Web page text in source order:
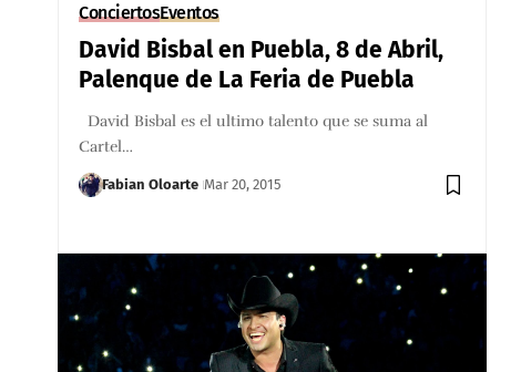
ConciertosEventos
David Bisbal en Puebla, 8 de Abril,
Palenque de La Feria de Puebla
David Bisbal es el ultimo talento que se suma al
Cartel…
Fabian Oloarte Mar 20, 2015